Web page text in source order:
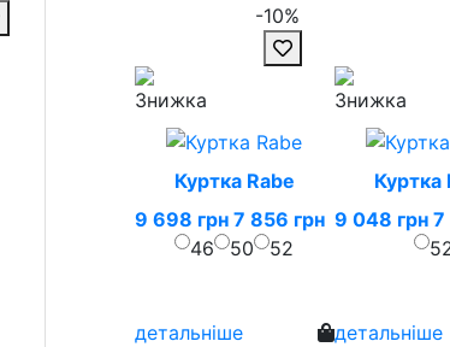
-10%
Куртка Rabe
9 698 грн 7 856 грн
46
50 52
детальніше
Куртка
9 048 грн 7
детальніше